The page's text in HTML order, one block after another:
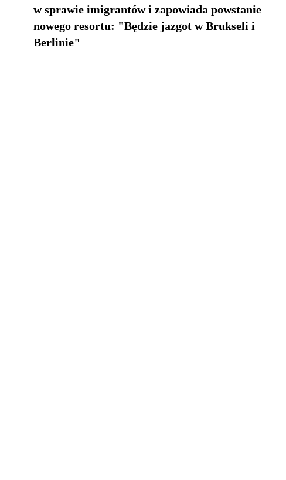
w sprawie imigrantów i zapowiada powstanie
nowego resortu: "Będzie jazgot w Brukseli i
Berlinie"